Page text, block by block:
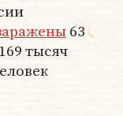
63
тысяч